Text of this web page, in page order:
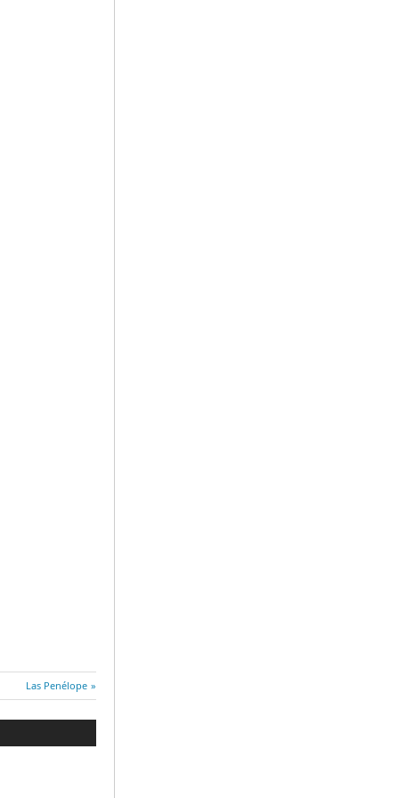
Entrada
siguiente:
Las Penélope